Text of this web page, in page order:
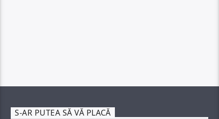
S-AR PUTEA SĂ VĂ PLACĂ